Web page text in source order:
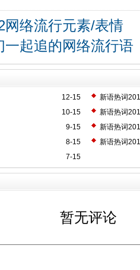
网络流行元素/表情
一起追的网络流行语
12-15
新语热词
10-15
新语热词
9-15
新语热词
8-15
新语热词
7-15
暂无评论